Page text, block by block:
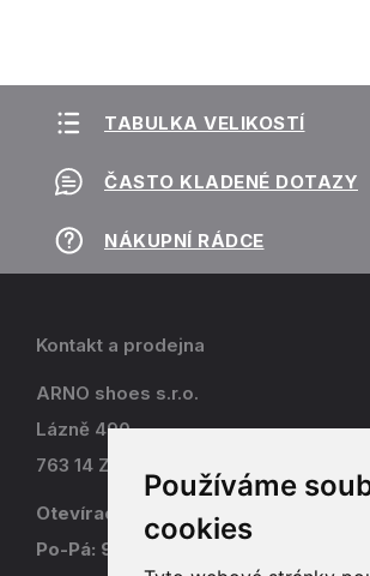
Používáme
cookies
TABULKA VELIKOSTÍ
ČASTO KLADENÉ DOTAZY
NÁKUPNÍ RÁDCE
Kontakt a prodejna
ARNO shoes s.r.o.
Lázně 490
763 14 Zlín - Kostelec
Otevírací doba
Po-Pá: 9-17